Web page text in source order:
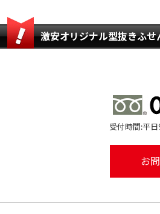
激安オリジナル型抜きふ
受付時間:平
お